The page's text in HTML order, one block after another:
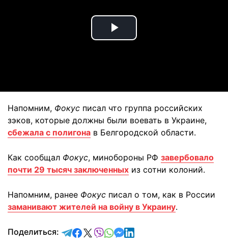
Play
Напомним, Фокус писал что группа российских
зэков, которые должны были воевать в Украине,
сбежала с полигона в Белгородской области.
Как сообщал Фокус, минобороны РФ завербовало
почти 29 тысяч заключенных из сотни колоний.
Напомним, ранее Фокус писал о том, как в России
заманивают жителей на войну в Украину.
Поделиться: отправить в Telegram
поделиться в Facebook
поделиться в X
отправить в Viber
отправить в Whatsapp
отправить в Messenger
отправить в LinkedIn